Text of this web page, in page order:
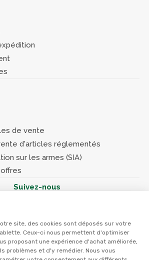
site, des cookies sont déposés sur votre
Ceux-ci nous permettent d'optimiser
proposant une expérience d'achat améliorée,
problèmes et d'y remédier. Nous vous
de vente
d'articles réglementés
sur les armes (SIA)
Suivez-nous
© Terres et eaux 2026
de confidentialité
Mentions légales